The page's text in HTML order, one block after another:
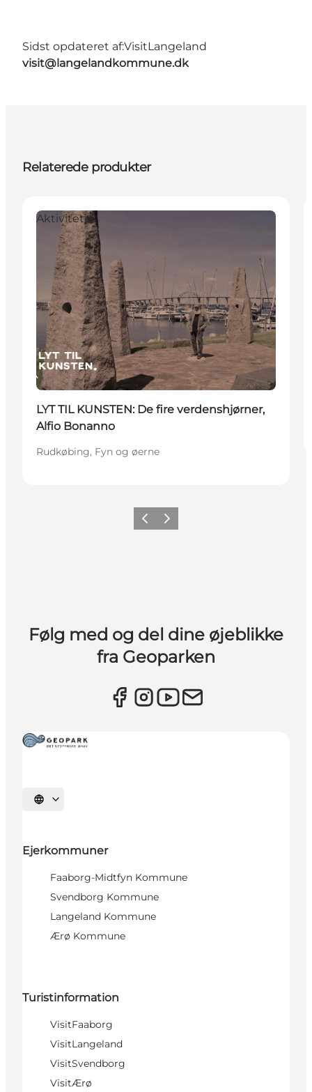
Sidst opdateret af:VisitLangeland
visit@langelandkommune.dk
Relaterede produkter
Aktiviteter
LYT TIL KUNSTEN: De fire verdenshjørner,
Alfio Bonanno
Rudkøbing, Fyn og øerne
ForrigeNæste
Følg med og del dine øjeblikke
fra Geoparken
Vælg sprog
Ejerkommuner
Faaborg-Midtfyn Kommune
Svendborg Kommune
Langeland Kommune
Ærø Kommune
Turistinformation
VisitFaaborg
VisitLangeland
VisitSvendborg
VisitÆrø